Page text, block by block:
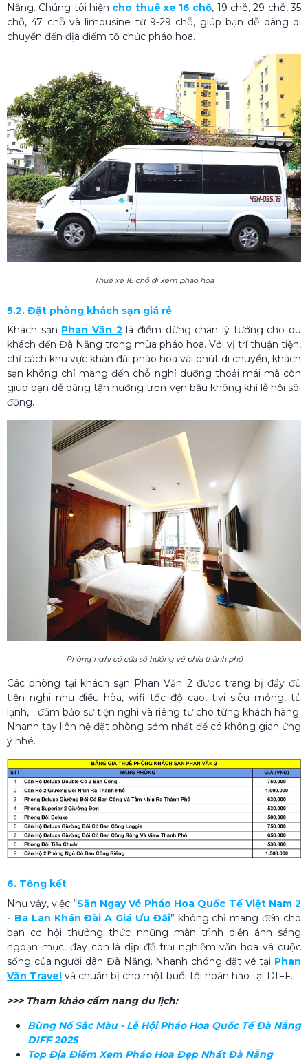
Nẵng. Chúng tôi hiện cho thuê xe 16 chỗ, 19 chỗ, 29 chỗ, 35
chỗ, 47 chỗ và limousine từ 9-29 chỗ, giúp bạn dễ dàng di
chuyển đến địa điểm tổ chức pháo hoa.
Thuê xe 16 chỗ đi xem pháo hoa
5.2. Đặt phòng khách sạn giá rẻ
Khách sạn Phan Văn 2 là điểm dừng chân lý tưởng cho du
khách đến Đà Nẵng trong mùa pháo hoa. Với vị trí thuận tiện,
chỉ cách khu vực khán đài pháo hoa vài phút di chuyển, khách
sạn không chỉ mang đến chỗ nghỉ dưỡng thoải mái mà còn
giúp bạn dễ dàng tận hưởng trọn vẹn bầu không khí lễ hội sôi
động.
Phòng nghỉ có cửa sổ hướng về phía thành phố
Các phòng tại khách sạn Phan Văn 2 được trang bị đầy đủ
tiện nghi như điều hòa, wifi tốc độ cao, tivi siêu mỏng, tủ
lạnh,... đảm bảo sự tiện nghi và riêng tư cho từng khách hàng.
Nhanh tay liên hệ đặt phòng sớm nhất để có không gian ứng
ý nhé.
6. Tổng kết
Như vậy, việc “Săn Ngay Vé Pháo Hoa Quốc Tế Việt Nam 2
- Ba Lan Khán Đài A Giá Ưu Đãi” không chỉ mang đến cho
bạn cơ hội thưởng thức những màn trình diễn ánh sáng
ngoạn mục, đây còn là dịp để trải nghiệm văn hóa và cuộc
sống của người dân Đà Nẵng. Nhanh chóng đặt vé tại Phan
Văn Travel và chuẩn bị cho một buổi tối hoàn hảo tại DIFF.
>>> Tham khảo cẩm nang du lịch:
Bùng Nổ Sắc Màu - Lễ Hội Pháo Hoa Quốc Tế Đà Nẵng
DIFF 2025
Top Địa Điểm Xem Pháo Hoa Đẹp Nhất Đà Nẵng